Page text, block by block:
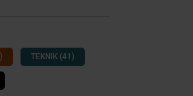
TEKNIK (41)